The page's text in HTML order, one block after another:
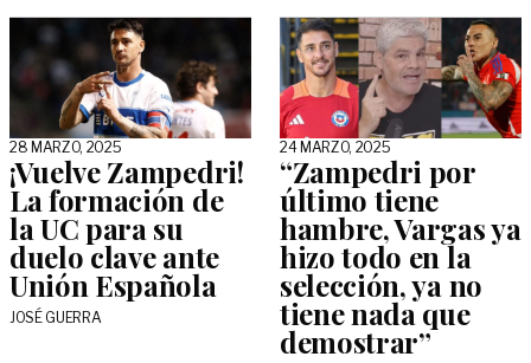
28 MARZO, 2025
¡Vuelve Zampedri!
La formación de
la UC para su
duelo clave ante
Unión Española
JOSÉ GUERRA
24 MARZO, 2025
“Zampedri por
último tiene
hambre, Vargas ya
hizo todo en la
selección, ya no
tiene nada que
demostrar”